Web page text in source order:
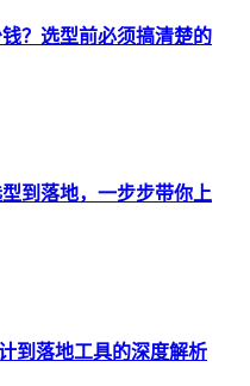
？选型前必须搞清楚的
到落地，一步步带你上
到落地工具的深度解析